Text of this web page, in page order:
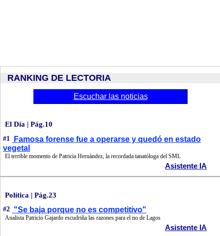
RANKING DE LECTORIA
Escuchar las noticias
El Día | Pág.10
#1
Famosa forense fue a operarse y quedó en estado
vegetal
El terrible momento de Patricia Hernández, la recordada tanatóloga del SML
Asistente IA
Política | Pág.23
#2 "Se baja porque no es competitivo"
Analista Patricio Gajardo escudriña las razones para el no de Lagos
Asistente IA